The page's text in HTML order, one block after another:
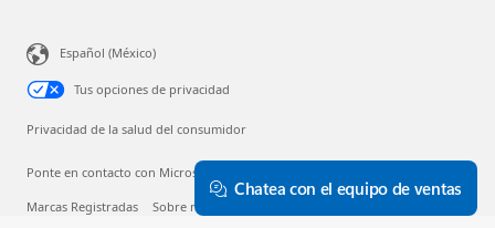
Español (México)
Tus opciones de privacidad
Privacidad de la salud del consumidor
Ponte en contacto con Microsoft
Marcas Registradas Sobre nuestra publicidad
Chatea con el equipo de ventas